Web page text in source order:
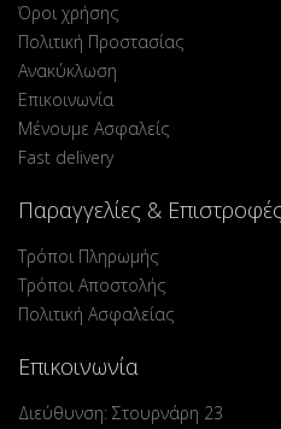
Όροι χρήσης
Πολιτική Προστασίας
Ανακύκλωση
Επικοινωνία
Μένουμε Ασφαλείς
Fast delivery
Παραγγελίες & Επιστροφές
Τρόποι Πληρωμής
Τρόποι Αποστολής
Πολιτική Ασφαλείας
Επικοινωνία
Διεύθυνση: Στουρνάρη 23